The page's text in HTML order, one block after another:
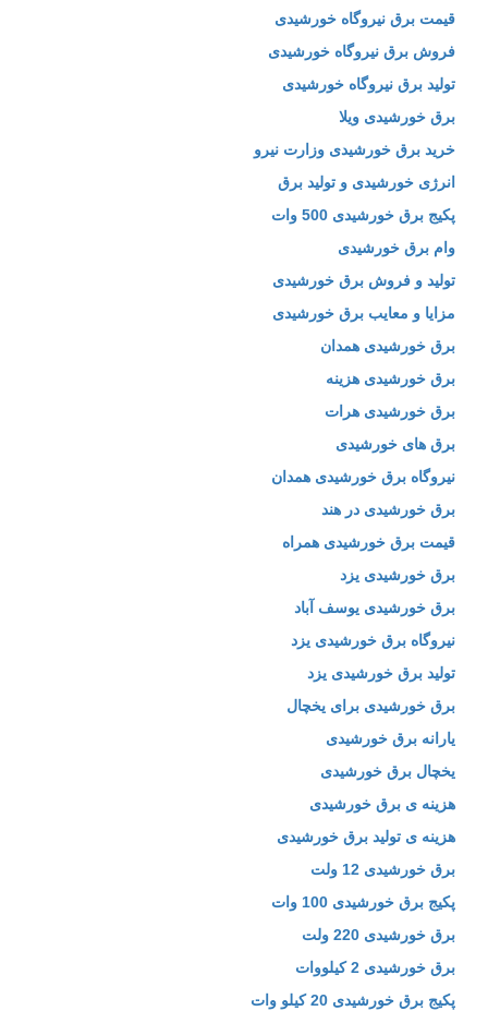
قیمت برق نیروگاه خورشیدی
فروش برق نیروگاه خورشیدی
تولید برق نیروگاه خورشیدی
برق خورشیدی ویلا
خرید برق خورشیدی وزارت نیرو
انرژی خورشیدی و تولید برق
پکیج برق خورشیدی 500 وات
وام برق خورشیدی
تولید و فروش برق خورشیدی
مزایا و معایب برق خورشیدی
برق خورشیدی همدان
برق خورشیدی هزینه
برق خورشیدی هرات
برق های خورشیدی
نیروگاه برق خورشیدی همدان
برق خورشیدی در هند
قیمت برق خورشیدی همراه
برق خورشیدی یزد
برق خورشیدی یوسف آباد
نیروگاه برق خورشیدی یزد
تولید برق خورشیدی یزد
برق خورشیدی برای یخچال
یارانه برق خورشیدی
یخچال برق خورشیدی
هزینه ی برق خورشیدی
هزینه ی تولید برق خورشیدی
برق خورشیدی 12 ولت
پکیج برق خورشیدی 100 وات
برق خورشیدی 220 ولت
برق خورشیدی 2 کیلووات
پکیج برق خورشیدی 20 کیلو وات